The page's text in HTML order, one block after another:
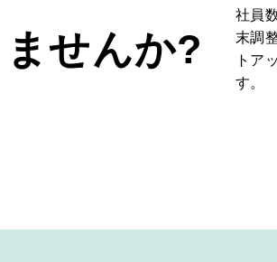
せんか?
社員
末調
トア
す。